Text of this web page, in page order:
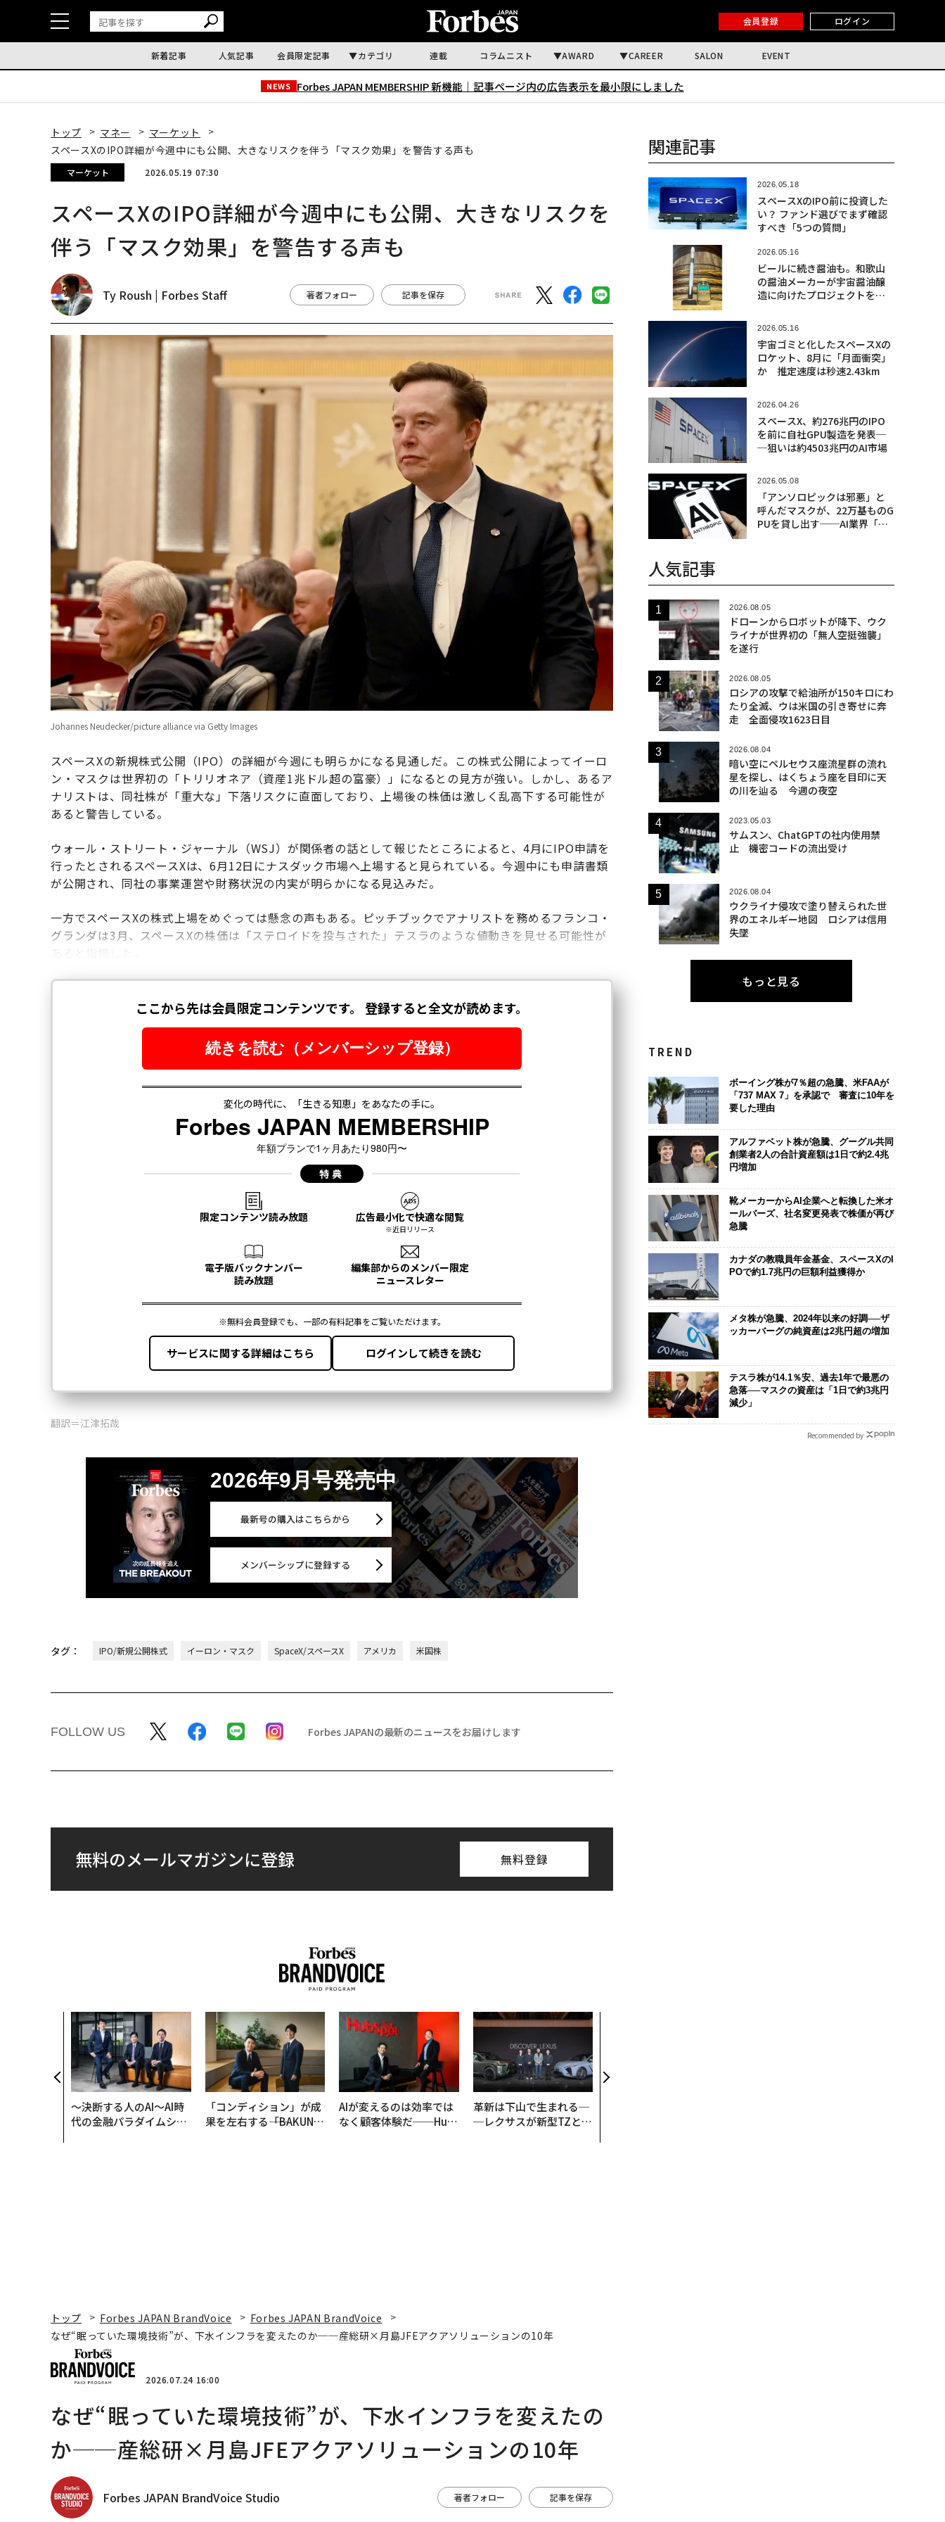
会員登録 ログイン
新着記事 人気記事 会員限定記事 カテゴリ 連載 コラムニスト AWARD CAREER SALON EVENT
NEWS Forbes JAPAN MEMBERSHIP 新機能｜ 記事ページ内の広告表示を最小限にしました
トップ マネー
マーケット
スペースXのIPO詳細が今週中にも公開、大きなリスクを伴う「マスク効果」を警告する声も
マーケット 2026.05.19 07:30
スペースXのIPO詳細が今週中にも公開、大きなリスクを
伴う「マスク効果」を警告する声も
Ty Roush | Forbes Staff 著者フォロー 記事を保存
Johannes Neudecker/picture alliance via Getty Images
スペースXの新規株式公開（IPO）の詳細が今週にも明らかになる見通しだ。この株式公開によってイーロ
ン・マスクは世界初の「トリリオネア（資産1兆ドル超の富豪）」になるとの見方が強い。しかし、あるア
ナリストは、同社株が「重大な」下落リスクに直面しており、上場後の株価は激しく乱高下する可能性が
あると警告している。
ウォール・ストリート・ジャーナル（WSJ）が関係者の話として報じたところによると、4月にIPO申請を
行ったとされるスペースXは、6月12日にナスダック市場へ上場すると見られている。今週中にも申請書類
が公開され、同社の事業運営や財務状況の内実が明らかになる見込みだ。
一方でスペースXの株式上場をめぐっては懸念の声もある。ピッチブックでアナリストを務めるフランコ・
グランダは3月、スペースXの株価は「ステロイドを投与された」テスラのような値動きを見せる可能性が
翻訳＝江津拓哉
2026年9月号発売中
最新号の購入はこちらから
メンバーシップに登録する
タグ： IPO/新規公開株式 イーロン・マスク SpaceX/スペースX アメリカ 米国株
FOLLOW US Forbes JAPANの最新のニュースをお届けします
無料のメールマガジンに登録 無料登録
〜決断する人のAI〜AI時
代の金融パラダイムシフ
「コンディション」が成
果を左右する――「BAKUN
AIが変えるのは効率では
なく顧客体験だ──Hub
革新は下山で生まれる─
─レクサスが新型TZとE
関連記事
2026.05.18
スペースXのIPO前に投資した
い？ ファンド選びでまず確認
すべき「5つの質問」
2026.05.16
ビールに続き醤油も。和歌山
の醤油メーカーが宇宙醤油醸
造に向けたプロジェクトを開
2026.05.16
宇宙ゴミと化したスペースXの
ロケット、8月に「月面衝突」
か 推定速度は秒速2.43km
2026.04.26
スペースX、約276兆円のIPO
を前に自社GPU製造を発表─
─狙いは約4503兆円のAI市場
2026.05.08
「アンソロピックは邪悪」と
呼んだマスクが、22万基ものG
PUを貸し出す──AI業界「計
人気記事
2026.08.05
ドローンからロボットが降下、ウク
ライナが世界初の「無人空挺強襲」
を遂行
2026.08.05
ロシアの攻撃で給油所が150キロにわ
たり全滅、ウは米国の引き寄せに奔
走 全面侵攻1623日目
2026.08.04
暗い空にペルセウス座流星群の流れ
星を探し、はくちょう座を目印に天
の川を辿る 今週の夜空
2023.05.03
サムスン、ChatGPTの社内使用禁
止 機密コードの流出受け
2026.08.04
ウクライナ侵攻で塗り替えられた世
界のエネルギー地図 ロシアは信用
失墜
もっと見る
TREND
ボーイング株が7％超の急騰、米FAAが
「737 MAX 7」を承認で 審査に10年を
要した理由
アルファベット株が急騰、グーグル共同
創業者2人の合計資産額は1日で約2.4兆
円増加
靴メーカーからAI企業へと転換した米オ
ールバーズ、社名変更発表で株価が再び
急騰
カナダの教職員年金基金、スペースXのI
POで約1.7兆円の巨額利益獲得か
メタ株が急騰、2024年以来の好調──ザ
ッカーバーグの純資産は2兆円超の増加
テスラ株が14.1％安、過去1年で最悪の
急落──マスクの資産は「1日で約3兆円
減少」
Recommended by
トップ Forbes JAPAN BrandVoice
Forbes JAPAN BrandVoice
なぜ“眠っていた環境技術”が、下水インフラを変えたのか──産総研×月島JFEアクアソリューションの10年
2026.07.24 16:00
なぜ“眠っていた環境技術”が、下水インフラを変えたの
か──産総研×月島JFEアクアソリューションの10年
Forbes JAPAN BrandVoice Studio 著者フォロー 記事を保存